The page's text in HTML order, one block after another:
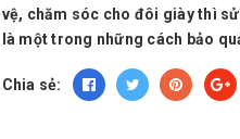
vệ, chăm sóc cho đôi giày thì
là một trong những cách bảo
Chia sẻ: